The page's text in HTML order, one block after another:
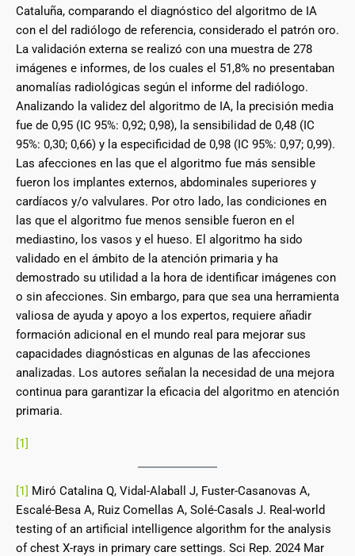
Cataluña, comparando el diagnóstico del algoritmo de IA
con el del radiólogo de referencia, considerado el patrón oro.
La validación externa se realizó con una muestra de 278
imágenes e informes, de los cuales el 51,8% no presentaban
anomalías radiológicas según el informe del radiólogo.
Analizando la validez del algoritmo de IA, la precisión media
fue de 0,95 (IC 95%: 0,92; 0,98), la sensibilidad de 0,48 (IC
95%: 0,30; 0,66) y la especificidad de 0,98 (IC 95%: 0,97; 0,99).
Las afecciones en las que el algoritmo fue más sensible
fueron los implantes externos, abdominales superiores y
cardíacos y/o valvulares. Por otro lado, las condiciones en
las que el algoritmo fue menos sensible fueron en el
mediastino, los vasos y el hueso. El algoritmo ha sido
validado en el ámbito de la atención primaria y ha
demostrado su utilidad a la hora de identificar imágenes con
o sin afecciones. Sin embargo, para que sea una herramienta
valiosa de ayuda y apoyo a los expertos, requiere añadir
formación adicional en el mundo real para mejorar sus
capacidades diagnósticas en algunas de las afecciones
analizadas. Los autores señalan la necesidad de una mejora
continua para garantizar la eficacia del algoritmo en atención
primaria.
[1]
[1] Miró Catalina Q, Vidal-Alaball J, Fuster-Casanovas A,
Escalé-Besa A, Ruiz Comellas A, Solé-Casals J. Real-world
testing of an artificial intelligence algorithm for the analysis
of chest X-rays in primary care settings. Sci Rep. 2024 Mar